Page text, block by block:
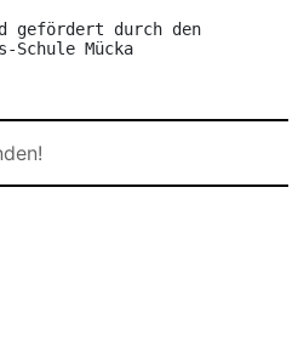
gefördert durch den
Schule Mücka